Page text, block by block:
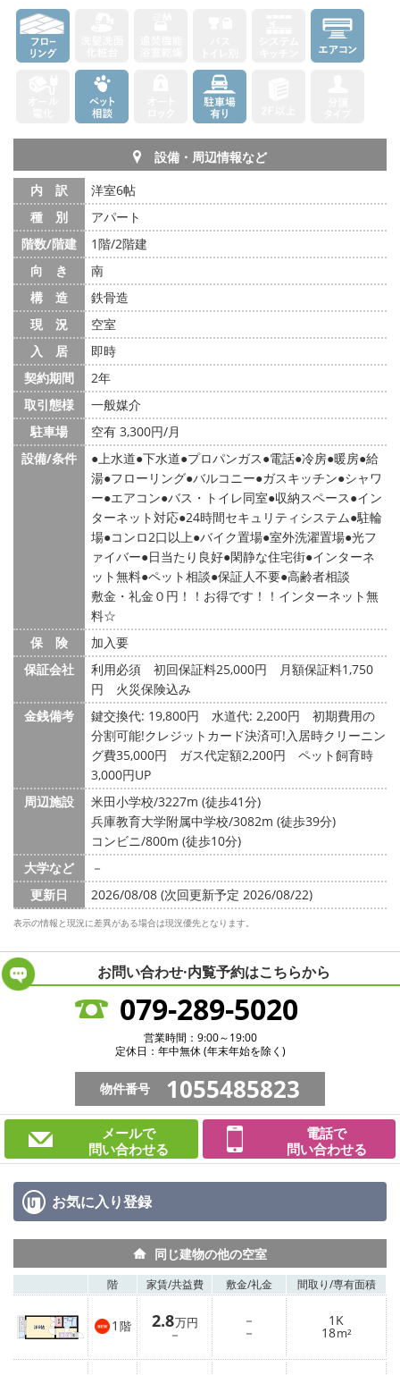
設備・周辺情報など
内 訳
洋室6帖
種 別
アパート
階数/階建
1階/2階建
向 き
南
構 造
鉄骨造
現 況
空室
入 居
即時
契約期間
2年
取引態様
一般媒介
駐車場
空有 3,300円/月
設備/条件
上水道 下水道 プロパンガス 電話 冷房 暖房 給
湯 フローリング バルコニー ガスキッチン シャワ
ー エアコン バス・トイレ同室 収納スペース イン
ターネット対応 24時間セキュリティシステム 駐輪
場 コンロ2口以上 バイク置場 室外洗濯置場 光フ
ァイバー 日当たり良好 閑静な住宅街 インターネ
ット無料 ペット相談 保証人不要 高齢者相談
敷金・礼金０円！！お得です！！インターネット無
料☆
保 険
加入要
保証会社
利用必須 初回保証料25,000円 月額保証料1,750
円 火災保険込み
金銭備考
鍵交換代: 19,800円 水道代: 2,200円
初期費用の
分割可能!クレジットカード決済可!入居時クリーニン
グ費35,000円 ガス代定額2,200円 ペット飼育時
3,000円UP
周辺施設
米田小学校/3227m (徒歩41分)
兵庫教育大学附属中学校/3082m (徒歩39分)
コンビニ/800m (徒歩10分)
大学など
－
更新日
2026/08/08 (次回更新予定 2026/08/22)
表示の情報と現況に差異がある場合は現況優先となります。
お問い合わせ·内覧予約はこちらから
079-289-5020
営業時間：9:00～19:00
定休日：年中無休 (年末年始を除く)
物件番号 1055485823
メールで
問い合わせる
電話で
問い合わせる
お気に入り登録
同じ建物の他の空室
階 家賃/共益費 敷金/礼金 間取り/専有面積
1 階 2.8万円
－
－
－
1K
18m²